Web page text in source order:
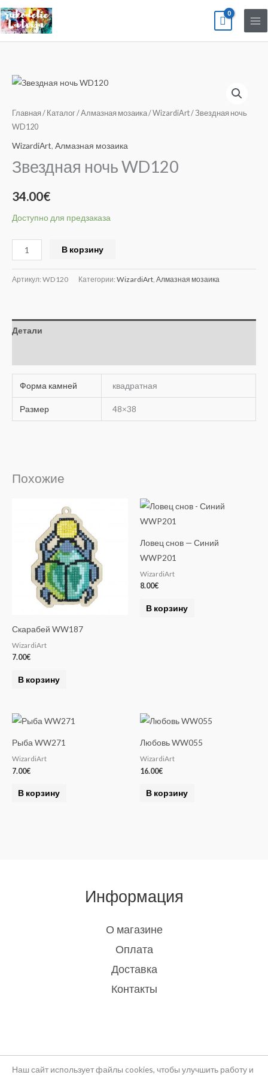
Перейти
к
содержимому
Главная / Каталог/Алмазная мозаика/WizardiArt/ Звездная ночь
WD120
WizardiArt, Алмазная мозаика
Звездная ночь WD120
34.00€
Доступно для предзаказа
Количество
Звездная
ночь
WD120
В корзину
Артикул: WD120 Категории: WizardiArt Алмазная мозаика
Детали
Форма камней квадратная
Размер 48×38
Похожие
Скарабей WW187
WizardiArt
7.00€
В корзину
Ловец снов — Синий
WWP201
WizardiArt
8.00€
В корзину
Рыба WW271
WizardiArt
7.00€
В корзину
Любовь WW055
WizardiArt
16.00€
В корзину
Информация
О магазине
Оплата
Доставка
Контакты
Наш сайт использует файлы cookies, чтобы улучшить работу и